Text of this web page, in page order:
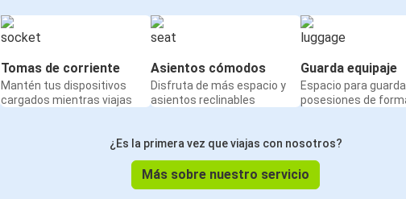
Tomas de corriente
Mantén tus dispositivos
cargados mientras viajas
Asientos cómodos
Disfruta de más espacio y
asientos reclinables
Guarda equipaje
Espacio para
posesiones de
¿Es la primera vez que viajas con nosotros?
Más sobre nuestro servicio